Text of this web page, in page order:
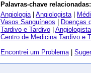
Palavras-chave relacionadas:
Angiologia| Angiologista|
Vasos Sanguíneos
Doenças
Tardivo e Tardivo
Centro de Medicina Tardivo e
Encontrei um Problema|